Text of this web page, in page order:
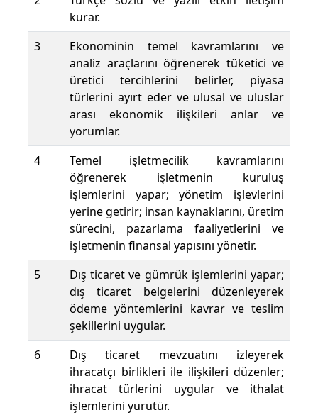
kurar.
3
Ekonominin temel kavramlarını ve
analiz araçlarını öğrenerek tüketici ve
üretici tercihlerini belirler, piyasa
türlerini ayırt eder ve ulusal ve uluslar
arası ekonomik ilişkileri anlar ve
yorumlar.
4
Temel işletmecilik kavramlarını
öğrenerek işletmenin kuruluş
işlemlerini yapar; yönetim işlevlerini
yerine getirir; insan kaynaklarını, üretim
sürecini, pazarlama faaliyetlerini ve
işletmenin finansal yapısını yönetir.
5
Dış ticaret ve gümrük işlemlerini yapar;
dış ticaret belgelerini düzenleyerek
ödeme yöntemlerini kavrar ve teslim
şekillerini uygular.
6
Dış ticaret mevzuatını izleyerek
ihracatçı birlikleri ile ilişkileri düzenler;
ihracat türlerini uygular ve ithalat
işlemlerini yürütür.